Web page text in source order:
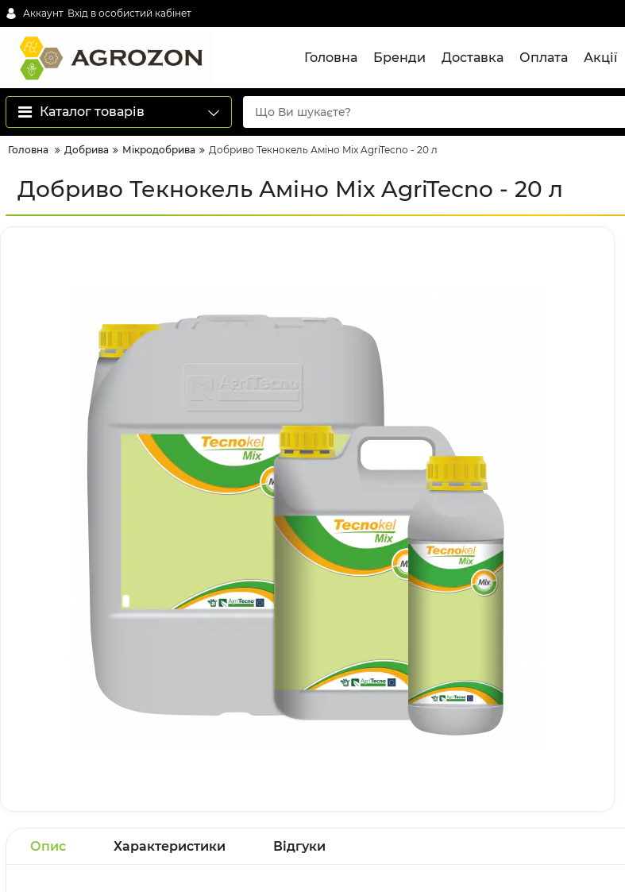
Аккаунт Вхід в особистий кабінет
Головна Бренди Доставка Оплата Акції
Каталог товарів
Головна Добрива Мікродобрива Добриво Текнокель Аміно Mix AgriTecno - 20 л
Добриво Текнокель Аміно Mix AgriTecno - 20 л
Опис Характеристики Відгуки